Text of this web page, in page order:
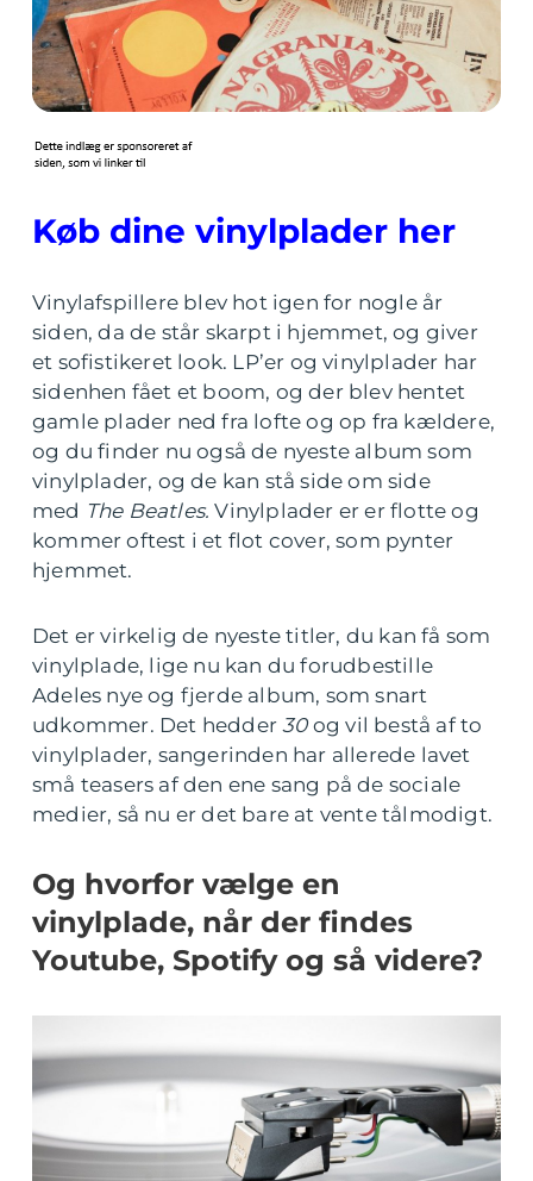
Køb dine vinylplader her
Vinylafspillere blev hot igen for nogle år
siden, da de står skarpt i hjemmet, og giver
et sofistikeret look. LP’er og vinylplader har
sidenhen fået et boom, og der blev hentet
gamle plader ned fra lofte og op fra kældere,
og du finder nu også de nyeste album som
vinylplader, og de kan stå side om side
med The Beatles.Vinylplader er er flotte og
kommer oftest i et flot cover, som pynter
hjemmet.
Det er virkelig de nyeste titler, du kan få som
vinylplade, lige nu kan du forudbestille
Adeles nye og fjerde album, som snart
udkommer. Det hedder30 og vil bestå af to
vinylplader, sangerinden har allerede lavet
små teasers af den ene sang på de sociale
medier, så nu er det bare at vente tålmodigt.
Og hvorfor vælge en
vinylplade, når der findes
Youtube, Spotify og så videre?